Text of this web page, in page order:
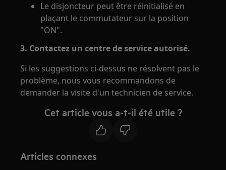
Le disjoncteur peut être réinitialisé en
plaçant le commutateur sur la position
"ON".
3. Contactez un centre de service autorisé.
Si les suggestions ci-dessus ne résolvent pas le
problème, nous vous recommandons de
demander la visite d'un technicien de service.
Cet article vous a-t-il été utile ?
Articles connexes